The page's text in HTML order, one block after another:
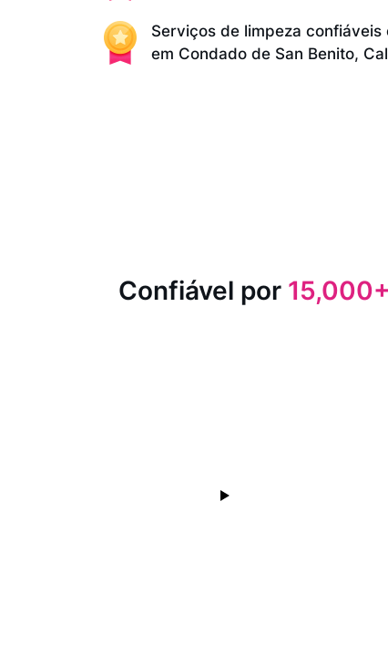
Serviços de limpeza confiáveis
em Condado de San Benito,
Confiável por 15,000+